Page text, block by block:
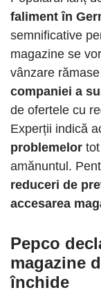
faliment în
semnificative
magazine se
vânzare
companiei a
de ofertele cu
Experții indică
problemelor
amănuntul.
reduceri de
accesarea
Pepco
magazine
închide